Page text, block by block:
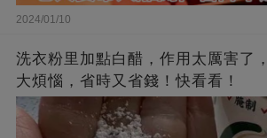
2024/01/10
洗衣粉里加點白醋，作用太厲害了
大煩惱，省時又省錢！快看看！